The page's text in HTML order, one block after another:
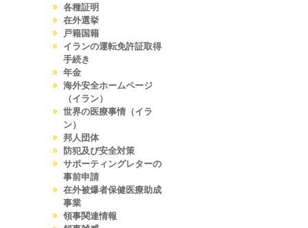
各種証明
在外選挙
戸籍国籍
イランの運転免許証取得
手続き
年金
海外安全ホームページ
（イラン）
世界の医療事情（イラ
ン）
邦人団体
防犯及び安全対策
サポーティングレターの
事前申請
在外被爆者保健医療助成
事業
領事関連情報